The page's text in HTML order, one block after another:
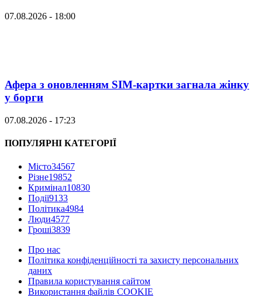
07.08.2026 - 18:00
Афера з оновленням SIM-картки загнала жінку
у борги
07.08.2026 - 17:23
ПОПУЛЯРНІ КАТЕГОРІЇ
Місто34567
Різне19852
Кримінал10830
Події9133
Політика4984
Люди4577
Гроші3839
Про нас
Політика конфіденційності та захисту персональних
даних
Правила користування сайтом
Використання файлів COOKIE